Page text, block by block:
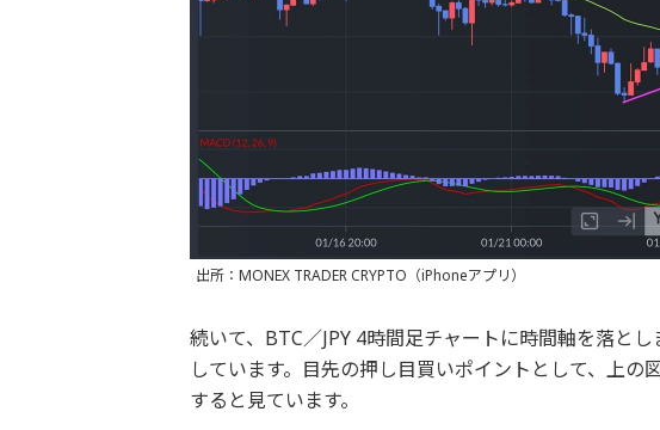
出所：MONEX TRADER CRYPTO（iPhoneアプリ）
続いて、BTC／JPY 4時間足チャートに時間軸を落と
しています。目先の押し目買いポイントとして、上
すると見ています。